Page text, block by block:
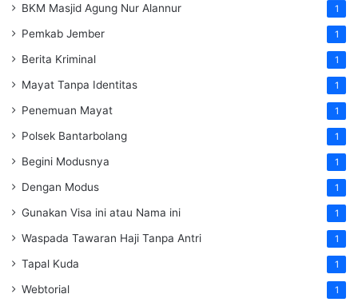
BKM Masjid Agung Nur Alannur 1
Pemkab Jember 1
Berita Kriminal 1
Mayat Tanpa Identitas 1
Penemuan Mayat 1
Polsek Bantarbolang 1
Begini Modusnya 1
Dengan Modus 1
Gunakan Visa ini atau Nama ini 1
Waspada Tawaran Haji Tanpa Antri 1
Tapal Kuda 1
Webtorial 1